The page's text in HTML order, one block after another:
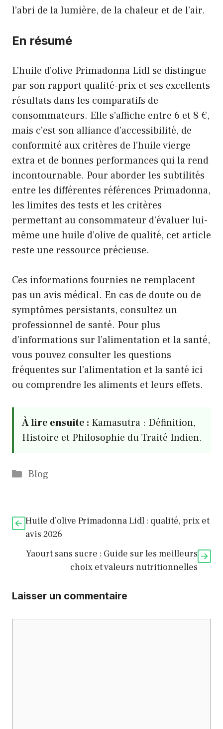
l’abri de la lumière, de la chaleur et de l’air.
En résumé
L’huile d’olive Primadonna Lidl se distingue
par son rapport qualité-prix et ses excellents
résultats dans les comparatifs de
consommateurs. Elle s’affiche entre 6 et 8 €,
mais c’est son alliance d’accessibilité, de
conformité aux critères de l’huile vierge
extra et de bonnes performances qui la rend
incontournable. Pour aborder les subtilités
entre les différentes références Primadonna,
les limites des tests et les critères
permettant au consommateur d’évaluer lui-
même une huile d’olive de qualité, cet article
reste une ressource précieuse.
Ces informations fournies ne remplacent
pas un avis médical. En cas de doute ou de
symptômes persistants, consultez un
professionnel de santé. Pour plus
d’informations sur l’alimentation et la santé,
vous pouvez consulter les questions
fréquentes sur l’alimentation et la santé ici
ou comprendre les aliments et leurs effets.
À lire ensuite : Kamasutra : Définition,
Histoire et Philosophie du Traité Indien.
Catégories
Blog
Huile d’olive Primadonna Lidl : qualité, prix et
avis 2026
Yaourt sans sucre : Guide sur les meilleurs
choix et valeurs nutritionnelles
Laisser un commentaire